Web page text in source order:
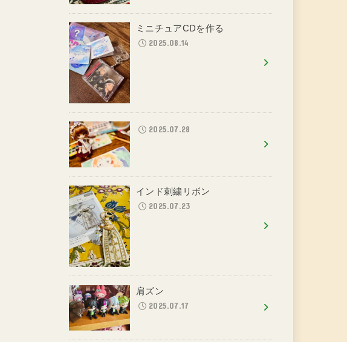
ミニチュアCDを作る
2025.08.14
2025.07.28
インド刺繍リボン
2025.07.23
肩ズン
2025.07.17